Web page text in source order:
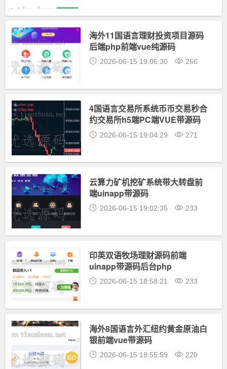
海外11国语言理财投资项目源码
后端php前端vue纯源码
2026-06-15 19:06:30 266
4国语言交易所系统币币交易秒合
约交易所h5端PC端VUE带源码
2026-06-15 19:04:29 271
云算力矿机挖矿系统带大转盘前
端uinapp带源码
2026-06-15 19:02:35 233
印英双语牧场理财源码前端
uinapp带源码后台php
2026-06-15 18:58:21 233
海外8国语言外汇纽约黄金原油白
银前端vue带源码
2026-06-15 18:55:59 220